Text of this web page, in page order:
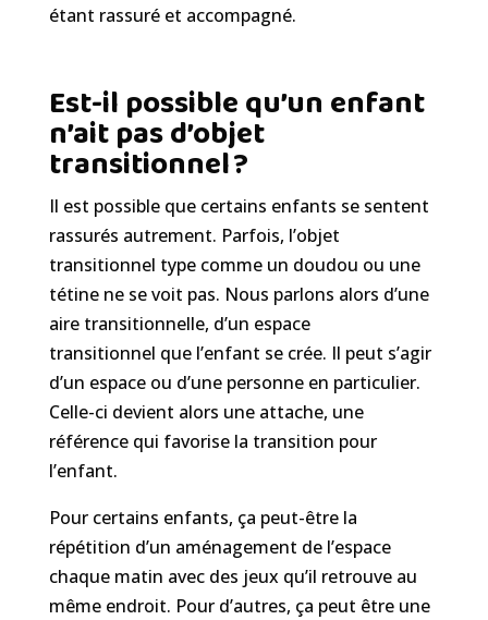
étant rassuré et accompagné.
Est-il possible qu’un enfant
n’ait pas d’objet
transitionnel ?
Il est possible que certains enfants se sentent
rassurés autrement. Parfois, l’objet
transitionnel type comme un doudou ou une
tétine ne se voit pas. Nous parlons alors d’une
aire transitionnelle, d’un espace
transitionnel que l’enfant se crée. Il peut s’agir
d’un espace ou d’une personne en particulier.
Celle-ci devient alors une attache, une
référence qui favorise la transition pour
l’enfant.
Pour certains enfants, ça peut-être la
répétition d’un aménagement de l’espace
chaque matin avec des jeux qu’il retrouve au
même endroit. Pour d’autres, ça peut être une